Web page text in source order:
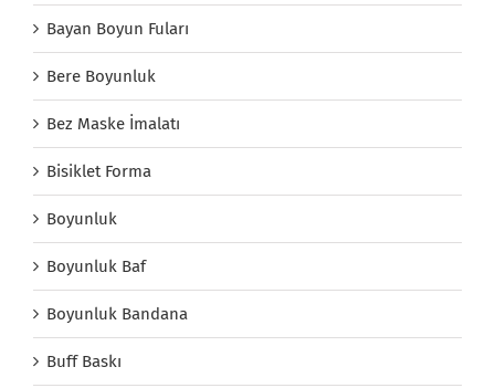
Bayan Boyun Fuları
Bere Boyunluk
Bez Maske İmalatı
Bisiklet Forma
Boyunluk
Boyunluk Baf
Boyunluk Bandana
Buff Baskı